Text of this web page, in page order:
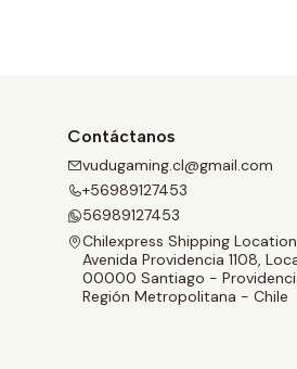
Contáctanos
vudugaming.cl@gmail.com
+56989127453
56989127453
Chilexpress Shipping Location
Avenida Providencia 1108,
00000 Santiago -
Región Metropolitana - Chile